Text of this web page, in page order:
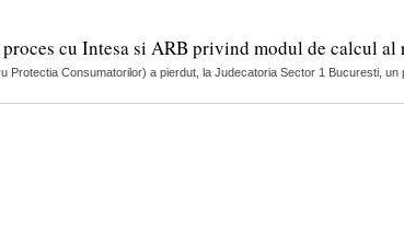
cu Intesa si ARB privind modul de calcul al
Protectia Consumatorilor) a pierdut, la Judecatoria Sector 1 Bucuresti,